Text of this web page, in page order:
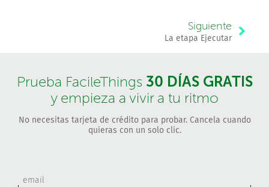
Siguiente
La etapa Ejecutar
Prueba FacileThings 30 DÍAS GRATIS
y empieza a vivir a tu ritmo
No necesitas tarjeta de crédito para probar. Cancela cuando
quieras con un solo clic.